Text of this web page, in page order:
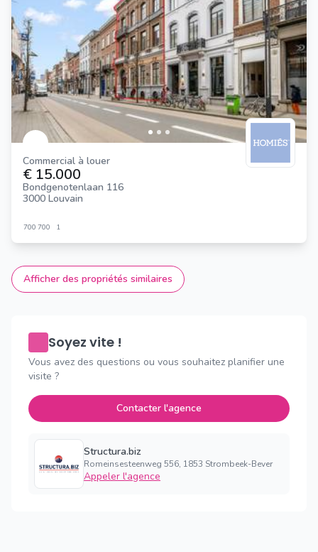
Commercial à louer
€ 15.000
Bondgenotenlaan 116
3000 Louvain
700 700 1
Afficher des propriétés similaires
Soyez vite !
Vous avez des questions ou vous souhaitez planifier une
visite ?
Contacter l'agence
Structura.biz
Romeinsesteenweg 556, 1853 Strombeek-Bever
Appeler l'agence